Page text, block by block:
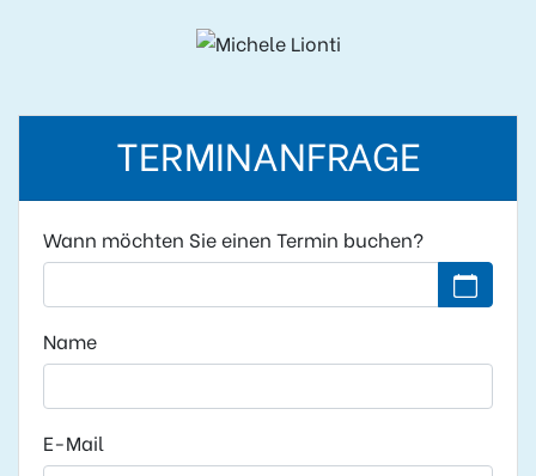
TERMINANFRAGE
Wann möchten Sie einen Termin buchen?
Kein
Name
E-Mail